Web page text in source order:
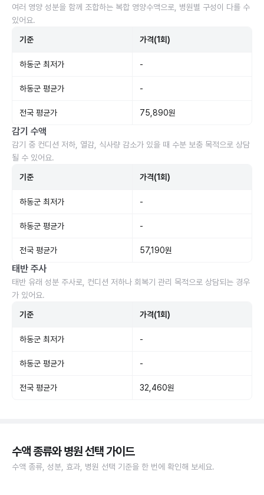
여러 영양 성분을 함께 조합하는 복합 영양수액으로, 병원별 구성이 다를 수
있어요.
기준 가격(1회)
하동군 최저가 -
하동군 평균가 -
전국 평균가 75,890원
감기 수액
감기 중 컨디션 저하, 열감, 식사량 감소가 있을 때 수분 보충 목적으로 상담
될 수 있어요.
기준 가격(1회)
하동군 최저가 -
하동군 평균가 -
전국 평균가 57,190원
태반 주사
태반 유래 성분 주사로, 컨디션 저하나 회복기 관리 목적으로 상담되는 경우
가 있어요.
기준 가격(1회)
하동군 최저가 -
하동군 평균가 -
전국 평균가 32,460원
수액 종류와 병원 선택 가이드
수액 종류, 성분, 효과, 병원 선택 기준을 한 번에 확인해 보세요.